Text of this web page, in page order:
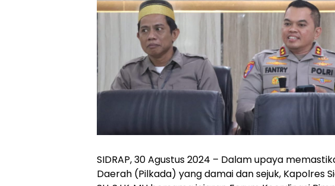
SIDRAP, 30 Agustus 2024 – Dalam upaya
Daerah (Pilkada) yang damai dan sejuk, Kapolres